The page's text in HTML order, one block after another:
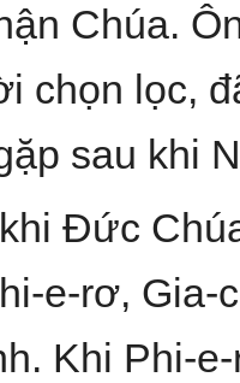
Chúa.
chọn lọc,
sau khi
Đức
e-rơ, Gia-
Khi Phi-